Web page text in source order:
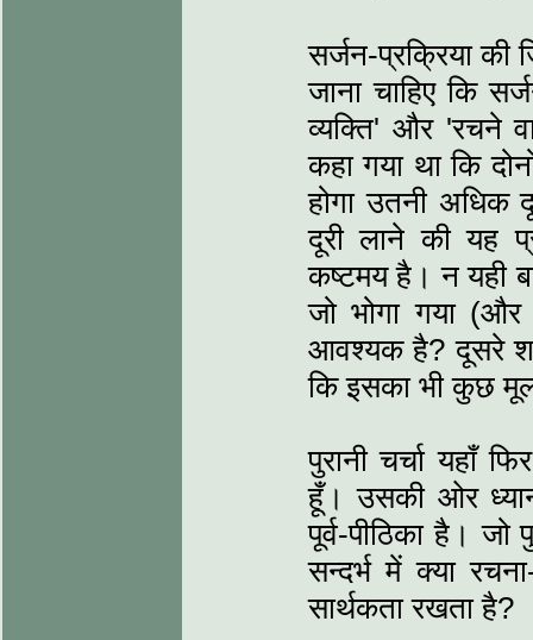
सर्जन-प्रक्रिया की
जाना चाहिए कि
व्यक्ति' और 'रचने
कहा गया था कि
होगा उतनी अधिक
दूरी लाने की यह
कष्टमय है। न यही
जो भोगा गया (और
आवश्यक है? दूसरे
कि इसका भी कुछ
पुरानी चर्चा यहाँ
हूँ। उसकी ओर
पूर्व-पीठिका है।
सन्दर्भ में क्या
सार्थकता रखता है?